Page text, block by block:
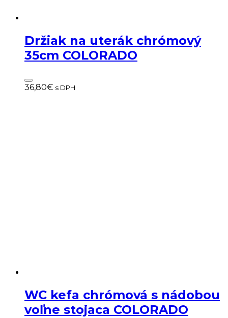
Držiak na uterák chrómový
35cm COLORADO
36,80€ s DPH
WC kefa chrómová s nádobou
voľne stojaca COLORADO